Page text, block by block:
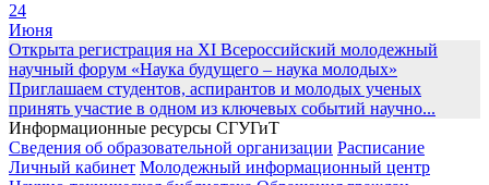
24
Июня
Открыта регистрация на XI Всероссийский молодежный
научный форум «Наука будущего – наука молодых»
Приглашаем студентов, аспирантов и молодых ученых
принять участие в одном из ключевых событий научно...
Информационные ресурсы СГУГиТ
Сведения об образовательной организации Расписание
Личный кабинет Молодежный информационный центр